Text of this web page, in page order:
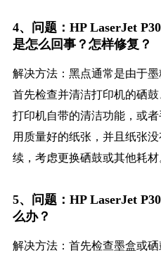
4、问题：HP LaserJet
是怎么回事？怎样修复？
解决方法：黑点通常是由于墨
首先检查并清洁打印机的硒
打印机自带的清洁功能，或
用质量好的纸张，并且纸张
续，考虑更换硒鼓或其他耗材
5、问题：HP LaserJet
么办？
解决方法：首先检查墨盒或